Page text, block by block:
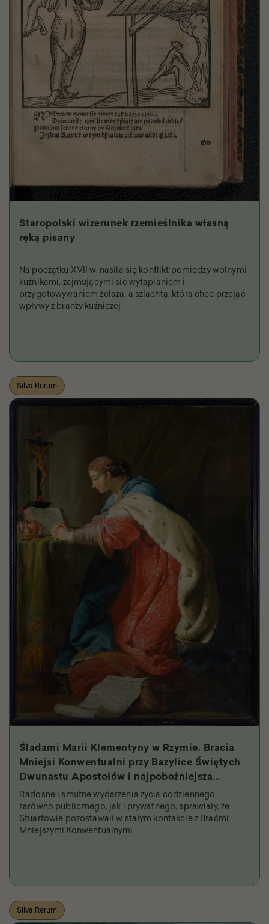
Staropolski wizerunek rzemieślnika własną
ręką pisany
Na początku XVII w. nasila się konflikt pomiędzy wolnymi
kuźnikami, zajmującymi się wytapianiem i
przygotowywaniem żelaza, a szlachtą, która chce przejąć
wpływy z branży kuźniczej.
Silva Rerum
Śladami Marii Klementyny w Rzymie. Bracia
Mniejsi Konwentualni przy Bazylice Świętych
Dwunastu Apostołów i najpobożniejsza
królowa
Radosne i smutne wydarzenia życia codziennego,
zarówno publicznego, jak i prywatnego, sprawiały, że
Stuartowie pozostawali w stałym kontakcie z Braćmi
Mniejszymi Konwentualnymi
Silva Rerum